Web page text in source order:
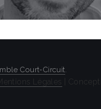
Court-Circuit.
Légales |